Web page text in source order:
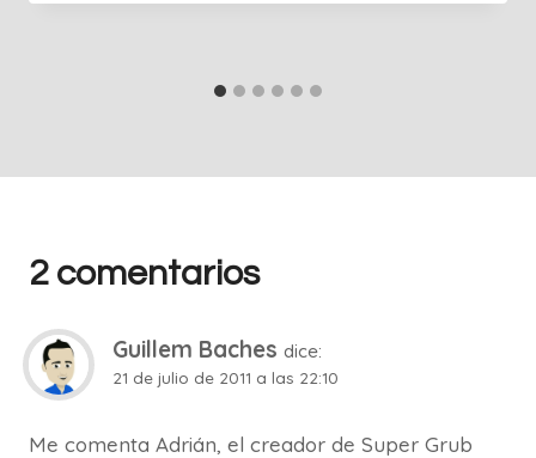
2 comentarios
Guillem Baches dice:
21 de julio de 2011 a las 22:10
Me comenta Adrián, el creador de Super Grub